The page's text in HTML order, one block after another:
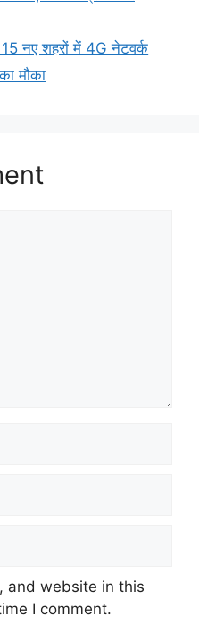
नए शहरों में 4G नेटवर्क
मौका
and website in this
I comment.